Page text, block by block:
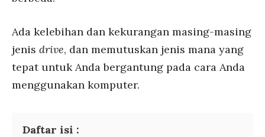
Ada kelebihan dan kekurangan masing-masing
jenis drive, dan memutuskan jenis mana yang
tepat untuk Anda bergantung pada cara Anda
menggunakan komputer.
Daftar isi :